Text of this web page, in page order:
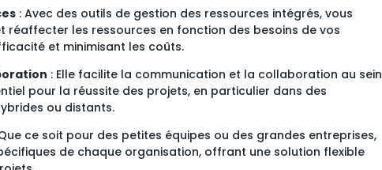
: Avec des outils de gestion des ressources intégrés, vous
réaffecter les ressources en fonction des besoins de vos
et minimisant les coûts.
: Elle facilite la communication et la collaboration au sein
pour la réussite des projets, en particulier dans des
ou distants.
ce soit pour des petites équipes ou des grandes entreprises,
de chaque organisation, offrant une solution flexible